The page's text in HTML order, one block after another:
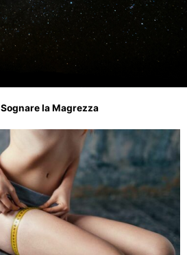
Sognare la Magrezza